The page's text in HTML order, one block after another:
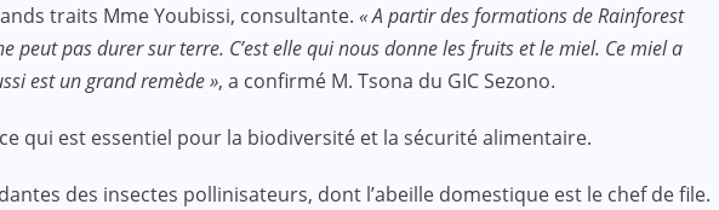
traits Mme Youbissi, consultante. « A partir des formations de Rainforest
peut pas durer sur terre. C’est elle qui nous donne les fruits et le miel. Ce miel a
est un grand remède », a confirmé M. Tsona du GIC Sezono.
qui est essentiel pour la biodiversité et la sécurité alimentaire.
des insectes pollinisateurs, dont l’abeille domestique est le chef de file.